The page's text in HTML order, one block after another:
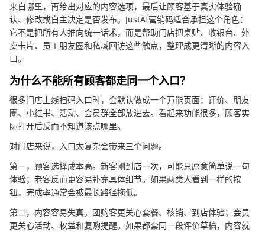
来自哪里，再给出对应的内容选项，最后让顾客基于真实体验确
认、修改或自主决定是否发布。JustAI营销码适合承担这个角色：
它不是把所有人推向统一话术，而是帮助门店把桌贴、收银台、外
卖卡片、员工朋友圈和私域回访这些触点，整理成更清晰的内容入
口。
为什么不能所有顾客都走同一个入口？
很多门店上线扫码入口时，会默认做成一个万能页面：评价、朋友
圈、小红书、活动、会员群全部放进去。看起来功能很多，顾客实
际打开后反而不知道该点哪里。
对门店来说，入口太复杂会带来三个问题。
第一，顾客选择成本高。新客刚到店一次，可能只愿意简单说一句
体验；老客反而更容易补充具体细节。如果两类人看到一样的按
钮，完成率通常会被最长路径拖低。
第二，内容容易失真。团购客更关心套餐、核销、到店体验；会员
更关心活动、权益和复购提醒。如果都套同一段评价草稿，内容就